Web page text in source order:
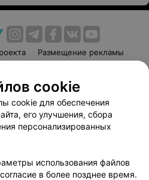
Размещение рекламы
Способы оплаты
Партнеры
103.by
данных
cookie
cookie для обеспечения
его улучшения, сбора
персонализированных
использования файлов
в более позднее время.